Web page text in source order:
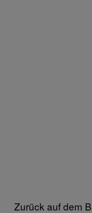
Zurück auf dem